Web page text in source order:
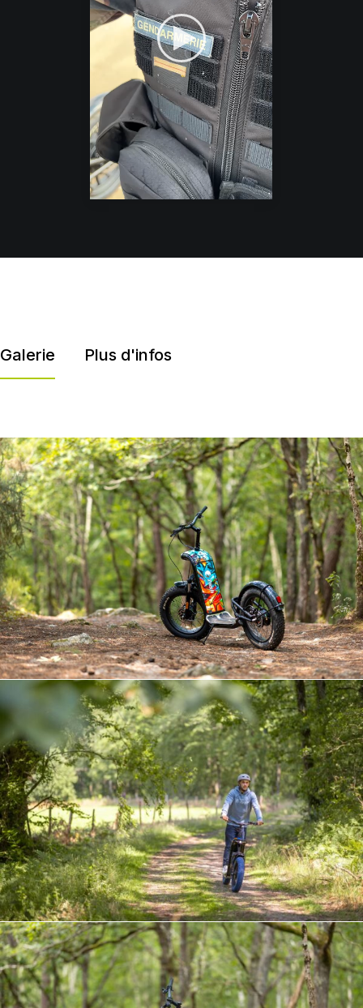
Galerie Plus d'infos